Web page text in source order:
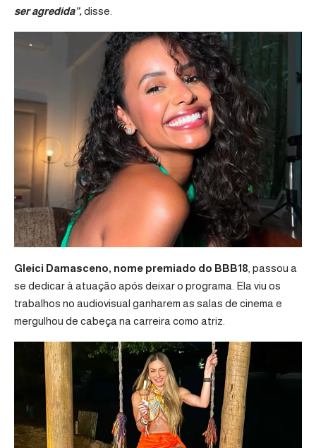
ser agredida”,disse.
Gleici Damasceno, nome premiado do BBB18 , passou a
se dedicar à atuação após deixar o programa. Ela viu os
trabalhos no audiovisual ganharem as salas de cinema e
mergulhou de cabeça na carreira como atriz.